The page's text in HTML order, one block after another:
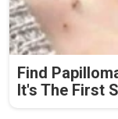
Find
It's The First